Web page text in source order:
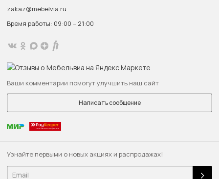
Узнайте первыми о новых акциях и распродажах!
Email
zakaz@mebelvia.ru
Время работы: 09:00 – 21:00
Ваши комментарии помогут улучшить наш сайт
Написать сообщение